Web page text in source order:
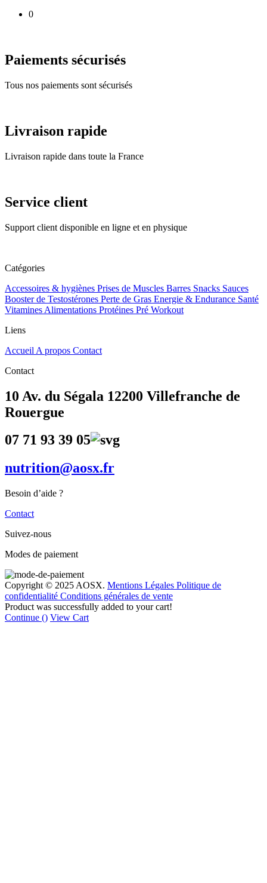
0
Paiements sécurisés
Tous nos paiements sont sécurisés
Livraison rapide
Livraison rapide dans toute la France
Service client
Support client disponible en ligne et en physique
Catégories
Accessoires & hygiènes Prises de Muscles Barres Snacks Sauces
Booster de Testostérones Perte de Gras Energie & Endurance Santé
Vitamines Alimentations Protéines Pré Workout
Liens
Accueil A propos Contact
Contact
10 Av. du Ségala 12200 Villefranche de
Rouergue
07 71 93 39 05
nutrition@aosx.fr
Besoin d’aide ?
Contact
Suivez-nous
Modes de paiement
Copyright © 2025 AOSX. Mentions Légales Politique de
confidentialité Conditions générales de vente
Product was successfully added to your cart!
Continue () View Cart